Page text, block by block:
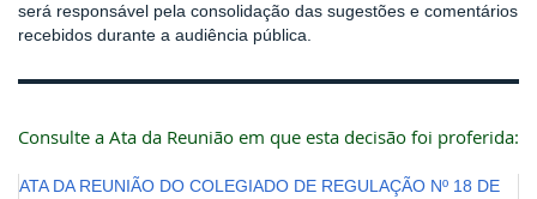
será responsável pela consolidação das sugestões e comentários
recebidos durante a audiência pública.
Consulte a Ata da Reunião em que esta decisão foi proferida:
ATA DA REUNIÃO DO COLEGIADO DE REGULAÇÃO Nº 18 DE